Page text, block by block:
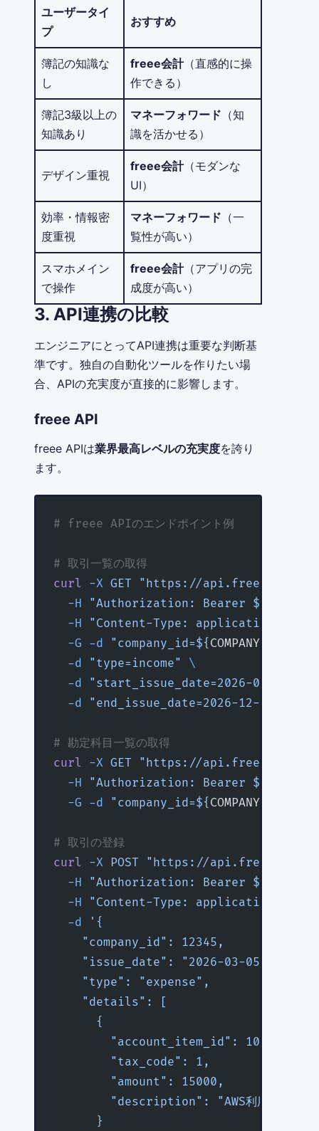
ユーザータイ
プ
おすすめ
簿記の知識な
し
freee会計（直感的に操
作できる）
簿記3級以上の
知識あり
マネーフォワード （知
識を活かせる）
デザイン重視
freee会計（モダンな
UI）
効率・情報密
度重視
マネーフォワード （一
覧性が高い）
スマホメイン
で操作
freee会計（アプリの完
成度が高い）
3. API連携の比較
エンジニアにとってAPI連携は重要な判断基
準です。独自の自動化ツールを作りたい場
合、APIの充実度が直接的に影響します。
freee API
freee APIは業界最高レベルの充実度を誇り
ます。
# freee APIのエンドポイント例
# 取引一覧の取得
curl -X GET "https://api.freee.co.jp/
  -H
"Authorization: Bearer ${
  -H
"Content-Type: application/json"
  -G
-d "company_id=${ COMPANY_ID
  -d
"type=income"
\
  -d
"start_issue_date=2026-01-01"
  -d
"end_issue_date=2026-12-31"
# 勘定科目一覧の取得
curl -X GET "https://api.freee.co.jp/
  -H
"Authorization: Bearer ${
  -G
-d "company_id=${ COMPANY_ID
# 取引の登録
curl -X POST "https://
  -H
"Authorization: Bearer ${
  -H
"Content-Type: application/json"
  -d
'{
    "company_id": 12345,
    "issue_date": "2026-03-05",
    "type": "expense",
    "details": [
      {
        "account_item_id": 101,
        "tax_code": 1,
        "amount": 15000,
"description": "AWS利用料 2026
      }